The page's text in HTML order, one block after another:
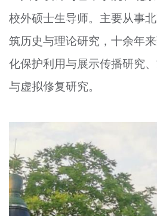
专题
资料库
校外硕士生导师。主要从事
筑历史与理论研究，十余年
化保护利用与展示传播研究
与虚拟修复研究。